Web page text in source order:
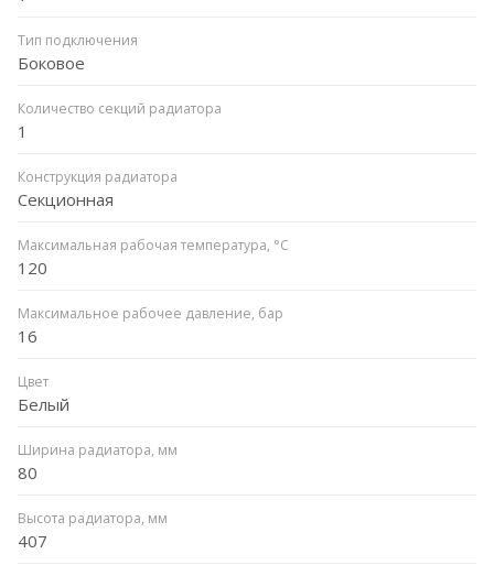
Тип подключения
Боковое
Количество секций радиатора
1
Конструкция радиатора
Секционная
Максимальная рабочая температура, °C
120
Максимальное рабочее давление, бар
16
Цвет
Белый
Ширина радиатора, мм
80
Высота радиатора, мм
407